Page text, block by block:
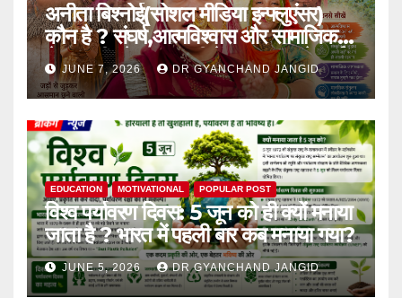
अनीता बिश्नोई(सोशल मीडिया इन्फ्लुएंसर)
कौन है ? संघर्ष,आत्मविश्वास और सामाजिक
चेतना की प्रेरक,हाल ही में एक घटना से आई
चर्चा में,
JUNE 7, 2026 DR GYANCHAND JANGID
EDUCATION MOTIVATIONAL POPULAR POST
विश्व पर्यावरण दिवस: 5 जून को ही क्यों मनाया
जाता है ? भारत में पहली बार कब मनाया गया?
JUNE 5, 2026 DR GYANCHAND JANGID